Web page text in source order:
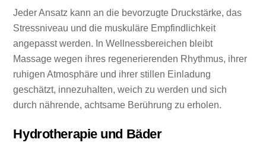
Jeder Ansatz kann an die bevorzugte Druckstärke, das
Stressniveau und die muskuläre Empfindlichkeit
angepasst werden. In Wellnessbereichen bleibt
Massage wegen ihres regenerierenden Rhythmus, ihrer
ruhigen Atmosphäre und ihrer stillen Einladung
geschätzt, innezuhalten, weich zu werden und sich
durch nährende, achtsame Berührung zu erholen.
Hydrotherapie und Bäder